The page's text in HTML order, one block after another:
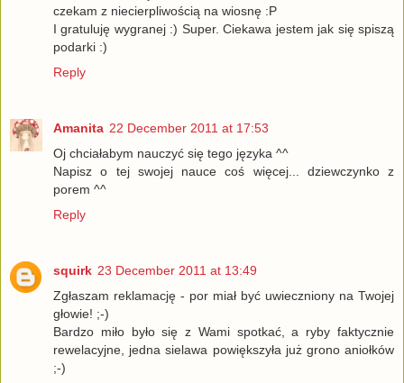
czekam z niecierpliwością na wiosnę :P
I gratuluję wygranej :) Super. Ciekawa jestem jak się spiszą
podarki :)
Reply
Amanita 22 December 2011 at 17:53
Oj chciałabym nauczyć się tego języka ^^
Napisz o tej swojej nauce coś więcej... dziewczynko z
porem ^^
Reply
squirk 23 December 2011 at 13:49
Zgłaszam reklamację - por miał być uwieczniony na Twojej
głowie! ;-)
Bardzo miło było się z Wami spotkać, a ryby faktycznie
rewelacyjne, jedna sielawa powiększyła już grono aniołków
;-)